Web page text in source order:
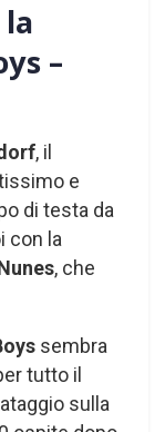
–
, il
e
di testa da
con la
, che
sembra
tutto il
sulla